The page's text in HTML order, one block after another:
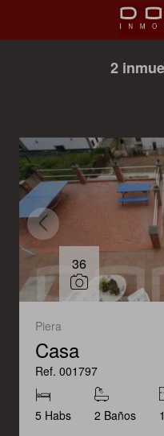
2
36
Piera
Casa
Ref. 001797
5 Habs 2 Baños